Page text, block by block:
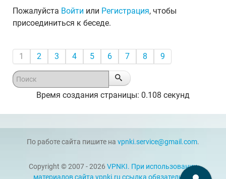
Пожалуйста Войти или Регистрация, чтобы
присоединиться к беседе.
1 2 3 4 5 6 7 8 9
Время создания страницы: 0.108 секунд
По работе сайта пишите на vpnki.service@gmail.com.
Copyright © 2007 - 2026 VPNKI. При использовании
материалов сайта vpnki.ru ссылка обязательна.